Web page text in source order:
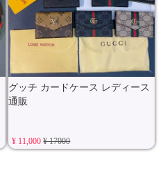
グッチ カードケース レディース
通販
¥ 11,000¥ 17000